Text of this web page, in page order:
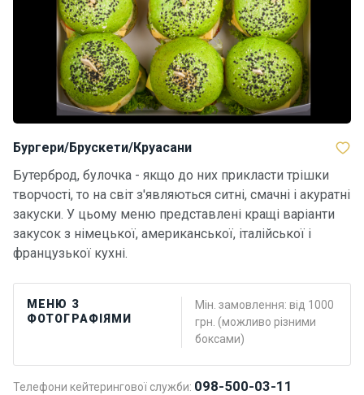
Бургери/Брускети/Круасани
Бутерброд, булочка - якщо до них прикласти трішки
творчості, то на світ з'являються ситні, смачні і акуратні
закуски. У цьому меню представлені кращі варіанти
закусок з німецької, американської, італійської і
французької кухні.
МЕНЮ З
ФОТОГРАФІЯМИ
Мін. замовлення: від 1000
грн. (можливо різними
боксами)
Телефони кейтерингової служби: 098-500-03-11